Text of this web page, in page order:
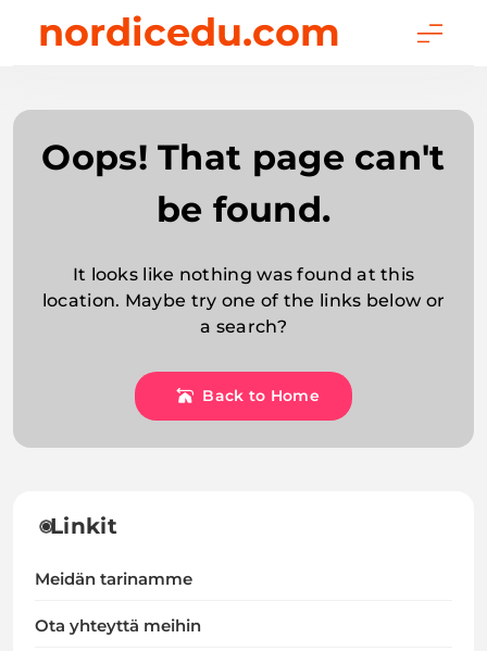
nordicedu.com
Oops! That page can't
be found.
It looks like nothing was found at this
location. Maybe try one of the links below or
a search?
Back to Home
Linkit
Meidän tarinamme
Ota yhteyttä meihin